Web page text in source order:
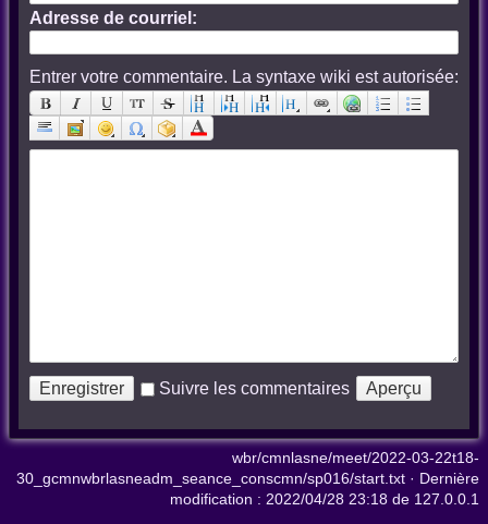
Adresse de courriel:
Entrer votre commentaire. La syntaxe wiki est autorisée:
Suivre les commentaires
wbr/cmnlasne/meet/2022-03-22t18-
30_gcmnwbrlasneadm_seance_conscmn/sp016/start.txt · Dernière
modification : 2022/04/28 23:18 de 127.0.0.1